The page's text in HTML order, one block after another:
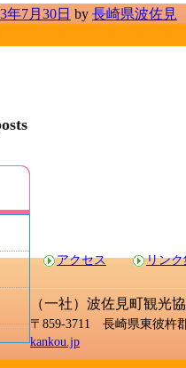
年7月30日 by 長崎県波佐見
アクセス リンク
（一社）波佐見町観光
〒859-3711 長崎県東彼杵
kankou.jp